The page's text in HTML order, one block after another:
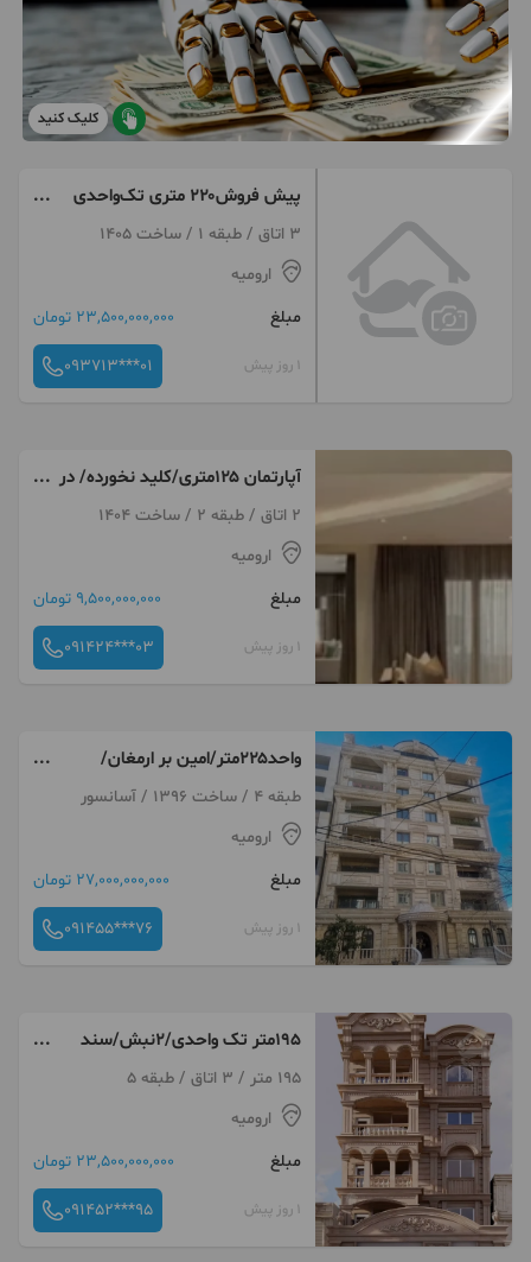
کلیک کنید
پیش فروش۲۲۰ متری تک‌واحدی
لوکس آزادگان تحویل۶ ماه
3 اتاق / طبقه 1 / ساخت 1405
ارومیه
مبلغ
23,500,000,000 تومان
1 روز پیش 093713***01
آپارتمان ۱۲۵متری/کلید نخورده/ در
گلباد
2 اتاق / طبقه 2 / ساخت 1404
ارومیه
مبلغ
9,500,000,000 تومان
1 روز پیش 091424***03
واحد۲۲۵متر/امین بر ارمغان/
۳خواب/با نصبیات/سند
طبقه 4 / ساخت 1396 / آسانسور
ارومیه
مبلغ
27,000,000,000 تومان
1 روز پیش 091455***76
195متر تک واحدی/2نبش/سند
آماده /فردوسی
195 متر / 3 اتاق / طبقه 5
ارومیه
مبلغ
23,500,000,000 تومان
1 روز پیش 091452***95